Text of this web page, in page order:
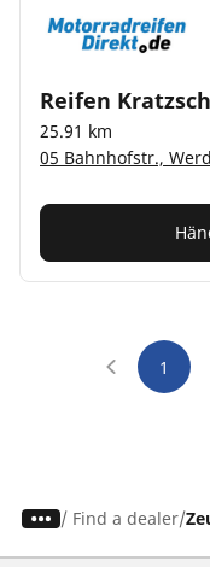
Reifen Kratzsch
25.91 km
05 Bahnhofstr.,
1
/ Find a dealer